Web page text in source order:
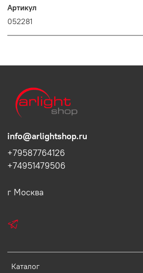
Артикул
052281
Каталог
info@arlightshop.ru
+79587764126
+74951479506
г Москва